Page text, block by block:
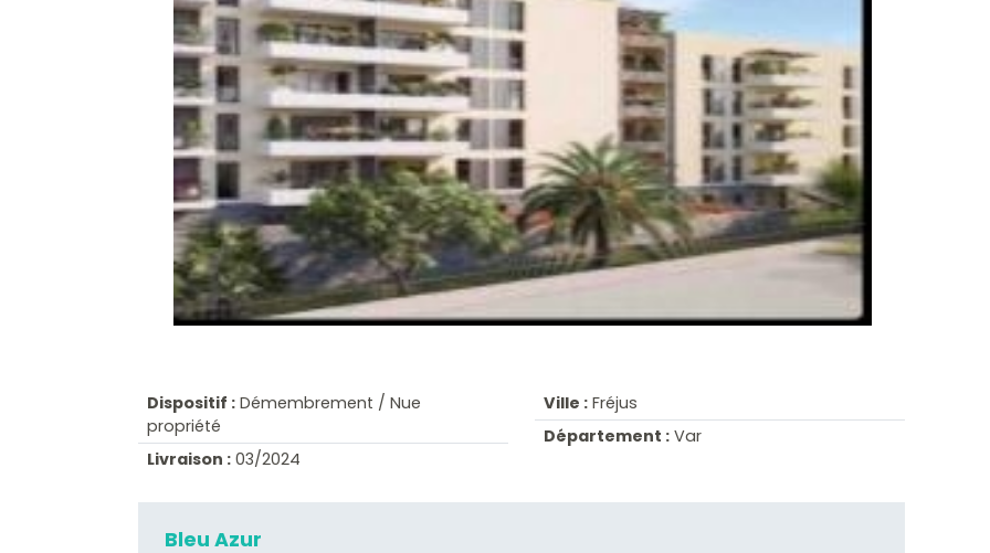
Dispositif : Démembrement / Nue
propriété
Livraison : 03/2024
Ville : Fréjus
Département : Var
Bleu Azur